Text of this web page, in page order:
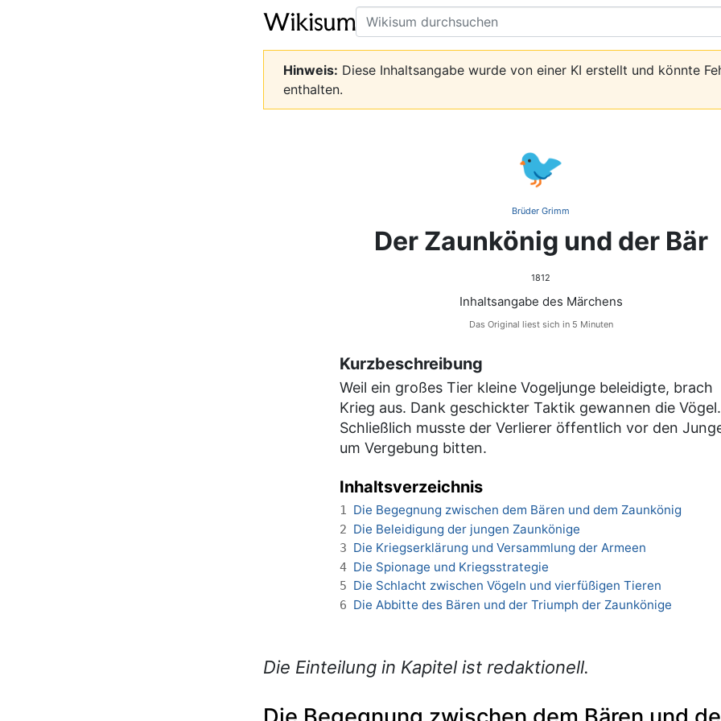
Suche
Hinweis: Diese Inhaltsangabe wurde von einer KI erstellt und könnte
enthalten.
🐦
Brüder Grimm
Der Zaunkönig und der Bär
1812
Inhaltsangabe des Märchens
Das Original liest sich in 5 Minuten
Kurzbeschreibung
Weil ein großes Tier kleine Vogeljunge beleidigte, brach
Krieg aus. Dank geschickter Taktik gewannen die Vögel.
Schließlich musste der Verlierer öffentlich vor den
um Vergebung bitten.
Inhaltsverzeichnis
1 Die Begegnung zwischen dem Bären und dem Zaunkönig
2 Die Beleidigung der jungen Zaunkönige
3 Die Kriegserklärung und Versammlung der Armeen
4 Die Spionage und Kriegsstrategie
5 Die Schlacht zwischen Vögeln und vierfüßigen Tieren
6 Die Abbitte des Bären und der Triumph der Zaunkönige
Die Einteilung in Kapitel ist redaktionell.